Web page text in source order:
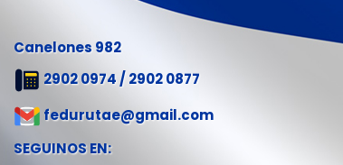
Canelones 982
2902 0974 / 2902 0877
fedurutae@gmail.com
SEGUINOS EN: